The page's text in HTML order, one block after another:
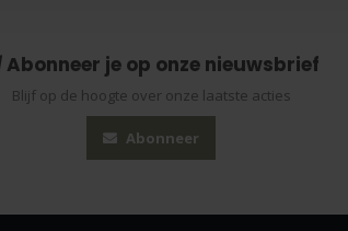
Abonneer je op onze nieuwsbrief
Blijf op de hoogte over onze laatste acties
Abonneer